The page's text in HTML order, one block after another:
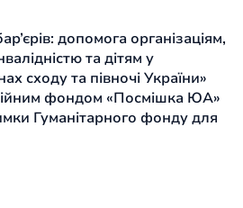
допомога організаціям,
та дітям у
сходу та півночі України»
фондом «Посмішка ЮА»
Гуманітарного фонду для